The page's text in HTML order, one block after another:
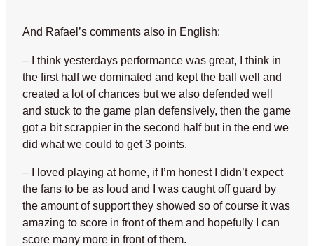
And Rafael’s comments also in English:
– I think yesterdays performance was great, I think in
the first half we dominated and kept the ball well and
created a lot of chances but we also defended well
and stuck to the game plan defensively, then the game
got a bit scrappier in the second half but in the end we
did what we could to get 3 points.
– I loved playing at home, if I’m honest I didn’t expect
the fans to be as loud and I was caught off guard by
the amount of support they showed so of course it was
amazing to score in front of them and hopefully I can
score many more in front of them.